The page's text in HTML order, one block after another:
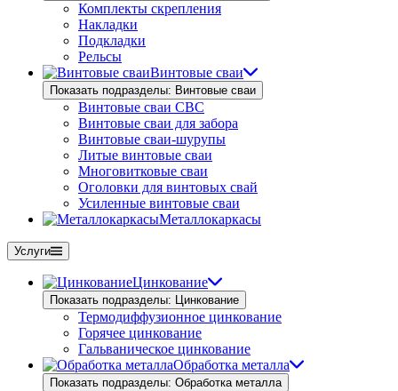
Комплекты скрепления
Накладки
Подкладки
Рельсы
Винтовые сваи
Показать подразделы: Винтовые сваи
Винтовые сваи СВС
Винтовые сваи для забора
Винтовые сваи-шурупы
Литые винтовые сваи
Многовитковые сваи
Оголовки для винтовых свай
Усиленные винтовые сваи
Металлокаркасы
Услуги
Цинкование
Показать подразделы: Цинкование
Термодиффузионное цинкование
Горячее цинкование
Гальваническое цинкование
Обработка металла
Показать подразделы: Обработка металла